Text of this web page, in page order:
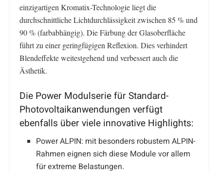
einzigartigen Kromatix-Technologie liegt die
durchschnittliche Lichtdurchlässigkeit zwischen 85 % und
90 % (farbabhängig). Die Färbung der Glasoberfläche
führt zu einer geringfügigen Reflexion. Dies verhindert
Blendeffekte weitestgehend und verbessert auch die
Ästhetik.
Die Power Modulserie für Standard-
Photovoltaikanwendungen verfügt
ebenfalls über viele innovative Highlights:
Power ALPIN: mit besonders robustem ALPIN-
Rahmen eignen sich diese Module vor allem
für extreme Belastungen.